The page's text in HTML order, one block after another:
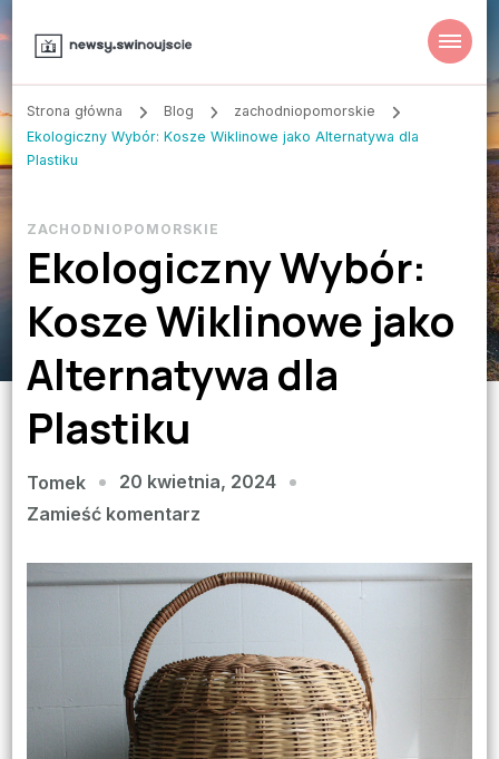
Strona główna Blog
zachodniopomorskie
Ekologiczny Wybór: Kosze Wiklinowe jako Alternatywa dla
Plastiku
ZACHODNIOPOMORSKIE
Ekologiczny Wybór:
Kosze Wiklinowe jako
Alternatywa dla
Plastiku
Tomek
20 kwietnia, 2024
Zamieść komentarzwe
Ekologiczny
Wybór:
Wiklinowe
jako
Alternatywa
dla